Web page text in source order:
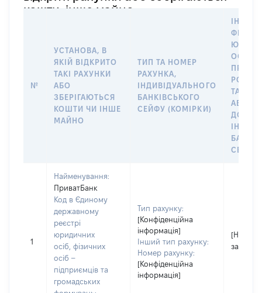
кошти, інше майно
№
УСТАНОВА, В
ЯКІЙ ВІДКРИТО
ТАКІ РАХУНКИ
АБО
ЗБЕРІГАЮТЬСЯ
КОШТИ ЧИ ІНШЕ
МАЙНО
ТИП ТА НОМЕР
РАХУНКА,
ІНДИВІДУАЛЬНОГО
БАНКІВСЬКОГО
СЕЙФУ (КОМІРКИ)
ПРАВО
ТАКИМ
АБО
ДО
СЕЙФУ
1
Найменування:
ПриватБанк
Код в Єдиному
державному
реєстрі
юридичних
осіб, фізичних
осіб –
підприємців та
громадських
Тип рахунку:
[Конфіденційна
інформація]
Інший тип рахунку:
Номер рахунку:
[Конфіденційна
інформація]
[Не